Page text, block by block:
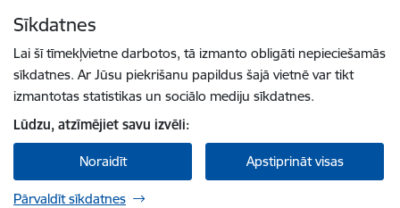
Sīkdatnes
Lai šī tīmekļvietne darbotos, tā izmanto obligāti nepieciešamās
sīkdatnes. Ar Jūsu piekrišanu papildus šajā vietnē var tikt
izmantotas statistikas un sociālo mediju sīkdatnes.
Lūdzu, atzīmējiet savu izvēli:
Noraidīt Apstiprināt visas
Pārvaldīt sīkdatnes